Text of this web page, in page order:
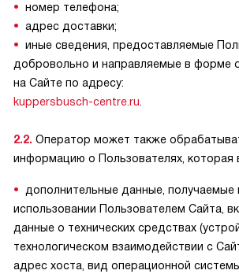
номер телефона;
адрес доставки;
иные сведения, предоставляемые
добровольно и направляемые в форме
на Сайте по адресу:
kuppersbusch-centre.ru
2.2. Оператор может также
информацию о Пользователях, которая
дополнительные данные, получаемые
использовании Пользователем Сайта,
данные о технических средствах
технологическом взаимодействии с
адрес хоста, вид операционной